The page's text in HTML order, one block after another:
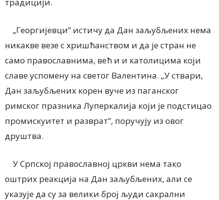
„Георгијевци” истичу да Дан заљубљених нема
никакве везе с хришћанством и да је стран не
само православнима, већ и и католицима који
славе успомену на светог Валентина. „У ствари,
Дан заљубљених корен вуче из паганског
римског празника Луперкалија који је подстицао
промискуитет и разврат”, поручују из овог
друштва.
У Српској православној цркви нема тако
оштрих реакција на Дан заљубљених, али се
указује да су за велики број људи сакрални